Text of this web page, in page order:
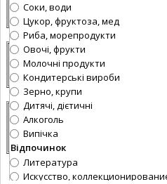
Соки, води
Цукор, фруктоза, мед
Риба, морепродукти
Овочі, фрукти
Молочні продукти
Кондитерські вироби
Зерно, крупи
Дитячі, дієтичні
Алкоголь
Випічка
Відпочинок
Литература
Искусство,
Сдам квартиру
+38 (068) 573 5783
Категорія:Оренда квартир,
Трос